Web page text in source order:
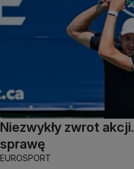
Niezwykły zwrot
sprawę
EUROSPORT